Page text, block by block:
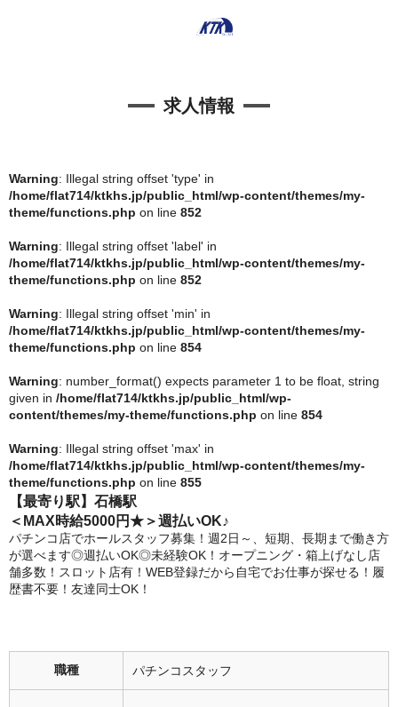
求人情報
Warning: Illegal string offset 'type' in
/home/flat714/ktkhs.jp/public_html/wp-content/themes/my-
theme/functions.php on line 852
Warning: Illegal string offset 'label' in
/home/flat714/ktkhs.jp/public_html/wp-content/themes/my-
theme/functions.php on line 852
Warning: Illegal string offset 'min' in
/home/flat714/ktkhs.jp/public_html/wp-content/themes/my-
theme/functions.php on line 854
Warning: number_format() expects parameter 1 to be float, string
given in /home/flat714/ktkhs.jp/public_html/wp-
content/themes/my-theme/functions.php on line 854
Warning: Illegal string offset 'max' in
/home/flat714/ktkhs.jp/public_html/wp-content/themes/my-
theme/functions.php on line 855
【最寄り駅】石橋駅
＜MAX時給5000円★＞週払いOK♪
パチンコ店でホールスタッフ募集！週2日～、短期、長期まで働き方
が選べます◎週払いOK◎未経験OK！オープニング・箱上げなし店
舗多数！スロット店有！WEB登録だから自宅でお仕事が探せる！履
歴書不要！友達同士OK！
職種 パチンコスタッフ